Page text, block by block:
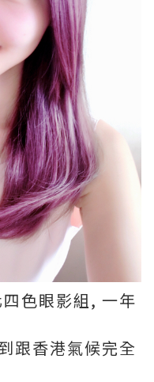
色眼影組, 一年
跟香港氣候完全